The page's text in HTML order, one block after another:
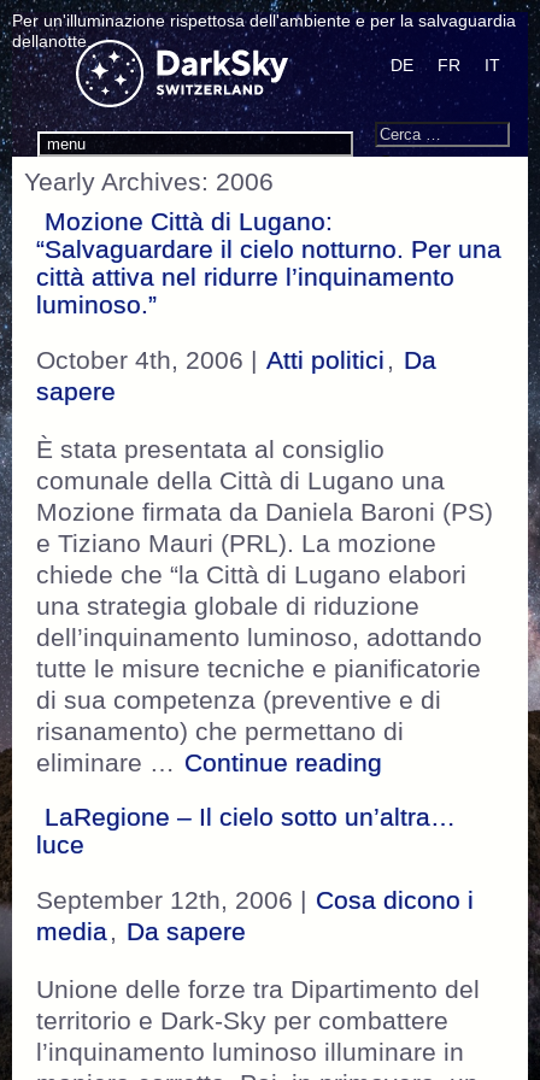
Per un'illuminazione rispettosa dell'ambiente e per la salvaguardia
dellanotte.
menu
DE FR IT
Search
Cerca:
Yearly Archives: 2006
Mozione Città di Lugano:
“Salvaguardare il cielo notturno. Per una
città attiva nel ridurre l’inquinamento
luminoso.”
October 4th, 2006 | Atti politici , Da
sapere
È stata presentata al consiglio
comunale della Città di Lugano una
Mozione firmata da Daniela Baroni (PS)
e Tiziano Mauri (PRL). La mozione
chiede che “la Città di Lugano elabori
una strategia globale di riduzione
dell’inquinamento luminoso, adottando
tutte le misure tecniche e pianificatorie
di sua competenza (preventive e di
risanamento) che permettano di
eliminare … Continue reading “Mozione
LaRegione – Il cielo sotto un’altra…
luce
September 12th, 2006 | Cosa dicono i
media, Da sapere
Unione delle forze tra Dipartimento del
territorio e Dark-Sky per combattere
l’inquinamento luminoso illuminare in